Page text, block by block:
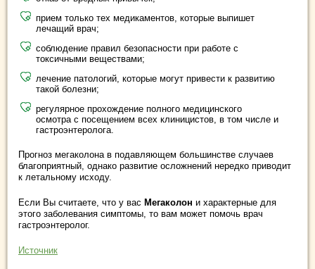
прием только тех медикаментов, которые выпишет
лечащий врач;
соблюдение правил безопасности при работе с
токсичными веществами;
лечение патологий, которые могут привести к развитию
такой болезни;
регулярное прохождение полного медицинского
осмотра с посещением всех клиницистов, в том числе и
гастроэнтеролога.
Прогноз мегаколона в подавляющем большинстве случаев
благоприятный, однако развитие осложнений нередко приводит
к летальному исходу.
Если Вы считаете, что у вас Мегаколон и характерные для
этого заболевания симптомы, то вам может помочь врач
гастроэнтеролог.
Источник